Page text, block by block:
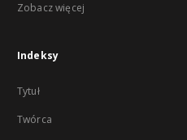
Zobacz więcej
Indeksy
Tytuł
Twórca